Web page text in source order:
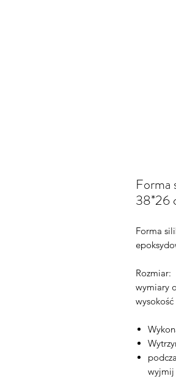
Forma
38*26
Forma
Rozmiar:
wymiary
wyjmij